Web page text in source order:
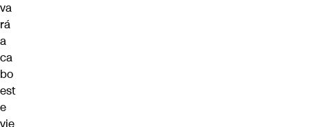
va
rá
a
ca
bo
est
e
vie